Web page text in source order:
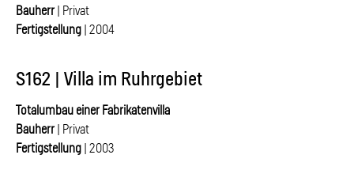
Bauherr | Privat
Fertigstellung | 2004
S162 | Villa im Ruhrgebiet
Totalumbau einer Fabrikatenvilla
Bauherr | Privat
Fertigstellung | 2003